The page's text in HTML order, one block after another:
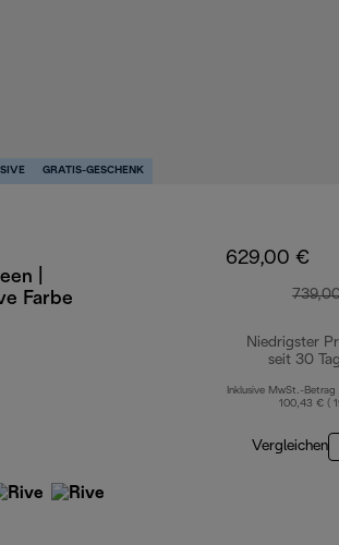
GRATIS-GESCHENK
|
Farbe
629,00 €
Niedrigster
seit 30
Inklusive MwSt.-Betrag
100,43 € (
Vergleichen